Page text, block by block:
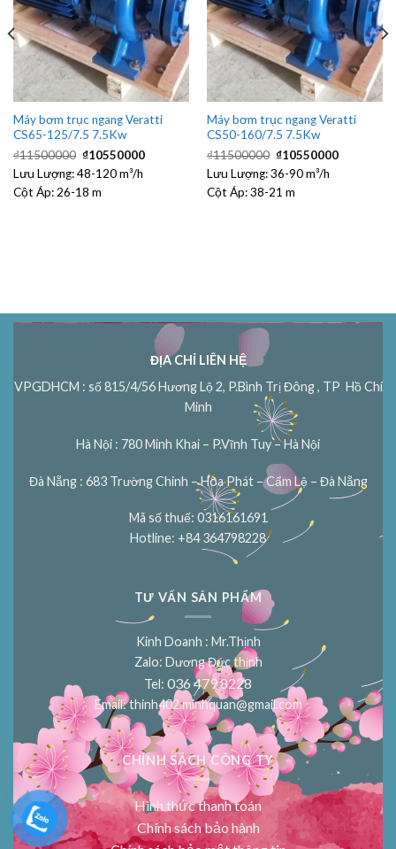
Máy bơm trục ngang Veratti
CS65-125/7.5 7.5Kw
₫11500000 Giá
gốc
là:
₫11500000.
₫10550000Giá
hiện
₫10550000.
Lưu Lượng:48-120 m³/h
Cột Áp: 26-18 m
Máy bơm trục ngang Veratti
CS50-160/7.5 7.5Kw
₫11500000 Giá
gốc
là:
₫11500000.
₫10550000Giá
hiện
Lưu Lượng:36-90 m³/h
Cột Áp:38-21 m
ĐỊA CHỈ LIÊN HỆ
VPGDHCM : số 815/4/56 Hương Lộ 2, P.Bình Trị Đông , TP Hồ Chí
Minh
Hà Nội : 780 Minh Khai – P.Vĩnh Tuy – Hà Nội
Đà Nẵng : 683 Trường Chinh – Hòa Phát – Cẩm Lệ – Đà Nẵng
Mã số thuế: 0316161691
Hotline: +84 364798228
TƯ VẤN SẢN PHẨM
Kinh Doanh : Mr.Thịnh
Zalo: Dương Đức thịnh
Tel: 036 479 8228
Email:thinh402.minhquan@gmail.com
CHÍNH SÁCH CÔNG TY
Hình thức thanh toán
Chính sách bảo hành